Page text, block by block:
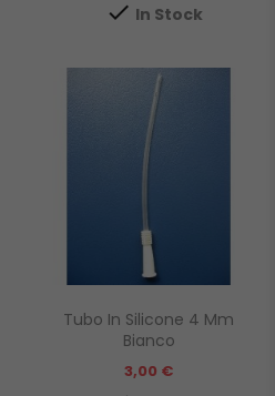
 In Stock
Tubo In Silicone 4 Mm
Bianco
Prezzo
3,00 €